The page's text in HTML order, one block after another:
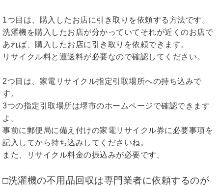
1つ目は、購入したお店に引き取りを依頼する方法です。
洗濯機を購入したお店が分かっていてそれが近くのお店で
あれば、購入したお店に引き取りを依頼できます。
リサイクル料と運送料が必要なので確認してください。
2つ目は、家電リサイクル指定引取場所への持ち込みで
す。
3つの指定引取場所は堺市のホームページで確認できます
よ。
事前に郵便局に備え付けの家電リサイクル券に必要事項を
記入してから持ち込みしてくださいね。
また、リサイクル料金の振込みが必要です。
□洗濯機の不用品回収は専門業者に依頼するのが